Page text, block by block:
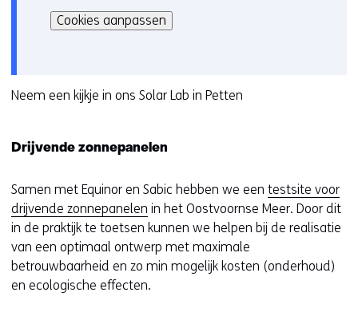
i
o
e
r
w
i
j
z
i
kan
het
cookies
website
toegestaan
of
geweigerd.
Cookies aanpassen
Neem een kijkje in ons Solar Lab in Petten
Drijvende zonnepanelen
Samen met Equinor en Sabic hebben we een testsite voor
drijvende zonnepanelen in het Oostvoornse Meer. Door dit
in de praktijk te toetsen kunnen we helpen bij de realisatie
van een optimaal ontwerp met maximale
betrouwbaarheid en zo min mogelijk kosten (onderhoud)
en ecologische effecten.